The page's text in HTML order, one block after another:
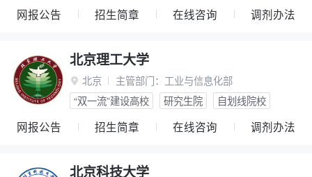
网报公告 招生简章 在线咨询 调剂办法
北京理工大学
 北京 主管部门： 工业与信息化部
“双一流”建设高校
研究生院 自划线院校
网报公告 招生简章 在线咨询 调剂办法
北京科技大学